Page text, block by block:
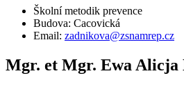
Školní metodik prevence
Budova: Cacovická
Email: zadnikova@zsnamrep.cz
Mgr. et Mgr. Ewa Alicja